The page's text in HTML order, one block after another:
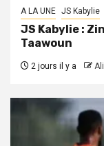
A LA UNE JS Kabylie
JS Kabylie :
Taawoun
2 jours il y a